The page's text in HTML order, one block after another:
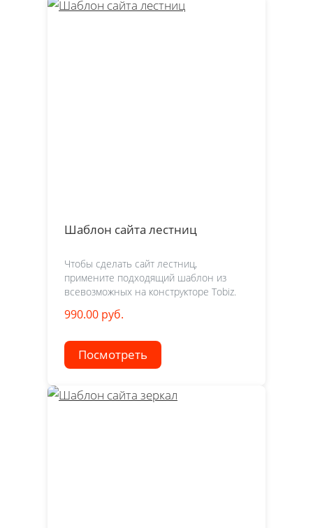
Шаблон сайта лестниц
Чтобы сделать сайт лестниц,
примените подходящий шаблон из
всевозможных на конструкторе Tobiz.
990.00 руб.
Посмотреть